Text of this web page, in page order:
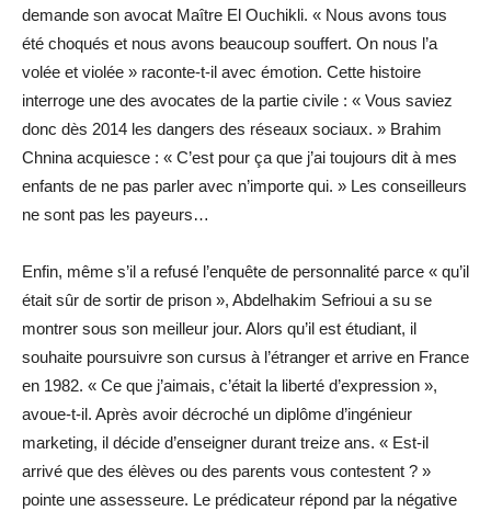
demande son avocat Maître El Ouchikli. « Nous avons tous
été choqués et nous avons beaucoup souffert. On nous l’a
volée et violée » raconte-t-il avec émotion. Cette histoire
interroge une des avocates de la partie civile : « Vous saviez
donc dès 2014 les dangers des réseaux sociaux. » Brahim
Chnina acquiesce : « C’est pour ça que j’ai toujours dit à mes
enfants de ne pas parler avec n’importe qui. » Les conseilleurs
ne sont pas les payeurs…
Enfin, même s’il a refusé l’enquête de personnalité parce « qu’il
était sûr de sortir de prison », Abdelhakim Sefrioui a su se
montrer sous son meilleur jour. Alors qu’il est étudiant, il
souhaite poursuivre son cursus à l’étranger et arrive en France
en 1982. « Ce que j’aimais, c’était la liberté d’expression »,
avoue-t-il. Après avoir décroché un diplôme d’ingénieur
marketing, il décide d’enseigner durant treize ans. « Est-il
arrivé que des élèves ou des parents vous contestent ? »
pointe une assesseure. Le prédicateur répond par la négative